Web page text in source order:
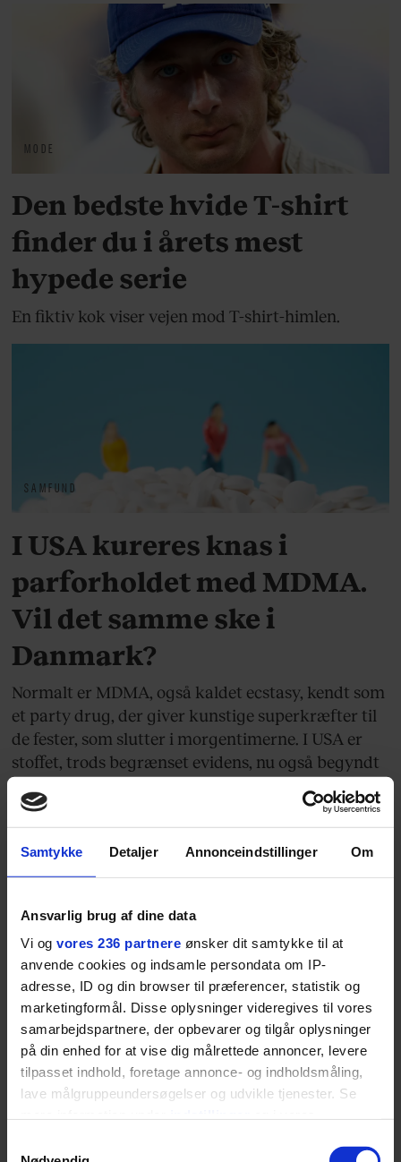
Samtykke Detaljer Annonceindstillinger Om
Ansvarlig brug af dine data
Vi og vores 236 partnere ønsker dit samtykke til at
anvende cookies og indsamle persondata om IP-
adresse, ID og din browser til præferencer, statistik og
marketingformål. Disse oplysninger videregives til vores
samarbejdspartnere, der opbevarer og tilgår oplysninger
på din enhed for at vise dig målrettede annoncer, levere
tilpasset indhold, foretage annonce- og indholdsmåling,
lave målgruppeundersøgelser og udvikle tjenester. Se
tilbage eller ændre indstillinger fra vores
MODE
Den bedste hvide T-shirt
finder du i årets mest
hypede serie
En fiktiv kok viser vejen mod T-shirt-himlen.
SAMFUND
I USA kureres knas i
parforholdet med MDMA.
Vil det samme ske i
Danmark?
Normalt er MDMA, også kaldet ecstasy, kendt som
et party drug, der giver kunstige superkræfter til
de fester, som slutter i morgentimerne. I USA er
stoffet, trods begrænset evidens, nu også begyndt
at finde indpas i parterapien, når forholdet skal
have støttehjul. Men vil lignende tendenser sprede
sig i Danmark? Fire eksperter er vidt uenige.
MODE
Her er frisuren, du skal
have denne sommer
skriver.